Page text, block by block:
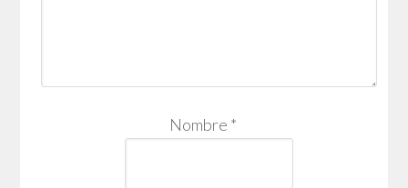
Nombre *